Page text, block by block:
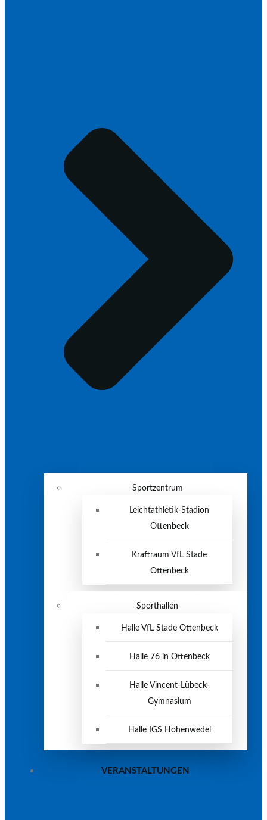
Sportzentrum
Leichtathletik-Stadion
Ottenbeck
Kraftraum VfL Stade
Ottenbeck
Sporthallen
Halle VfL Stade Ottenbeck
Halle 76 in Ottenbeck
Halle Vincent-Lübeck-
Gymnasium
Halle IGS Hohenwedel
VERANSTALTUNGEN